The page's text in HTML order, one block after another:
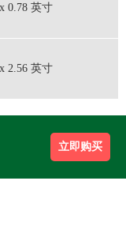
0.78 英寸
2.56 英寸
立即购买